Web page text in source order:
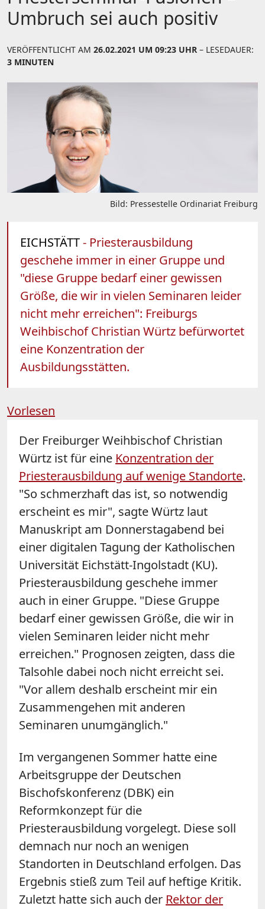
Umbruch sei auch positiv
VERÖFFENTLICHT AM 26.02.2021 UM 09:23 UHR – LESEDAUER:
3 MINUTEN
Bild: Pressestelle Ordinariat Freiburg
EICHSTÄTT- Priesterausbildung
geschehe immer in einer Gruppe und
"diese Gruppe bedarf einer gewissen
Größe, die wir in vielen Seminaren leider
nicht mehr erreichen": Freiburgs
Weihbischof Christian Würtz befürwortet
eine Konzentration der
Ausbildungsstätten.
Vorlesen
Der Freiburger Weihbischof Christian
Würtz ist für eine Konzentration der
Priesterausbildung auf wenige Standorte.
"So schmerzhaft das ist, so notwendig
erscheint es mir", sagteWürtz laut
Manuskript am Donnerstagabend bei
einer digitalen Tagung der Katholischen
Universität Eichstätt-Ingolstadt (KU).
Priesterausbildung geschehe immer
auch in einer Gruppe. "Diese Gruppe
bedarf einer gewissen Größe, die wir in
vielen Seminaren leider nicht mehr
erreichen." Prognosen zeigten, dass die
Talsohle dabei noch nicht erreicht sei.
"Vor allem deshalb erscheint mir ein
Zusammengehen mit anderen
Seminaren unumgänglich."
Im vergangenen Sommer hatte eine
Arbeitsgruppe der Deutschen
Bischofskonferenz (DBK) ein
Reformkonzept für die
Priesterausbildung vorgelegt. Diese soll
demnach nur noch an wenigen
Standorten in Deutschland erfolgen. Das
Ergebnis stieß zum Teil auf heftige Kritik.
Zuletzt hatte sich auch der Rektor der